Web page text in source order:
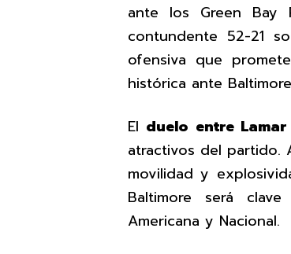
ante los Green Bay
contundente 52-21
ofensiva que
histórica ante
El duelo entre
atractivos del partido.
movilidad y
Baltimore será
Americana y Nacional.